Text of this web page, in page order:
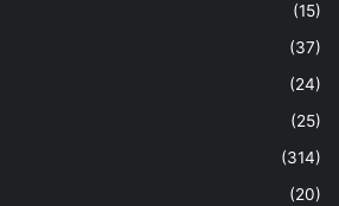
(15)
(37)
(24)
(25)
(314)
(20)